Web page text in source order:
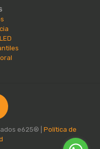
e625® | Política de